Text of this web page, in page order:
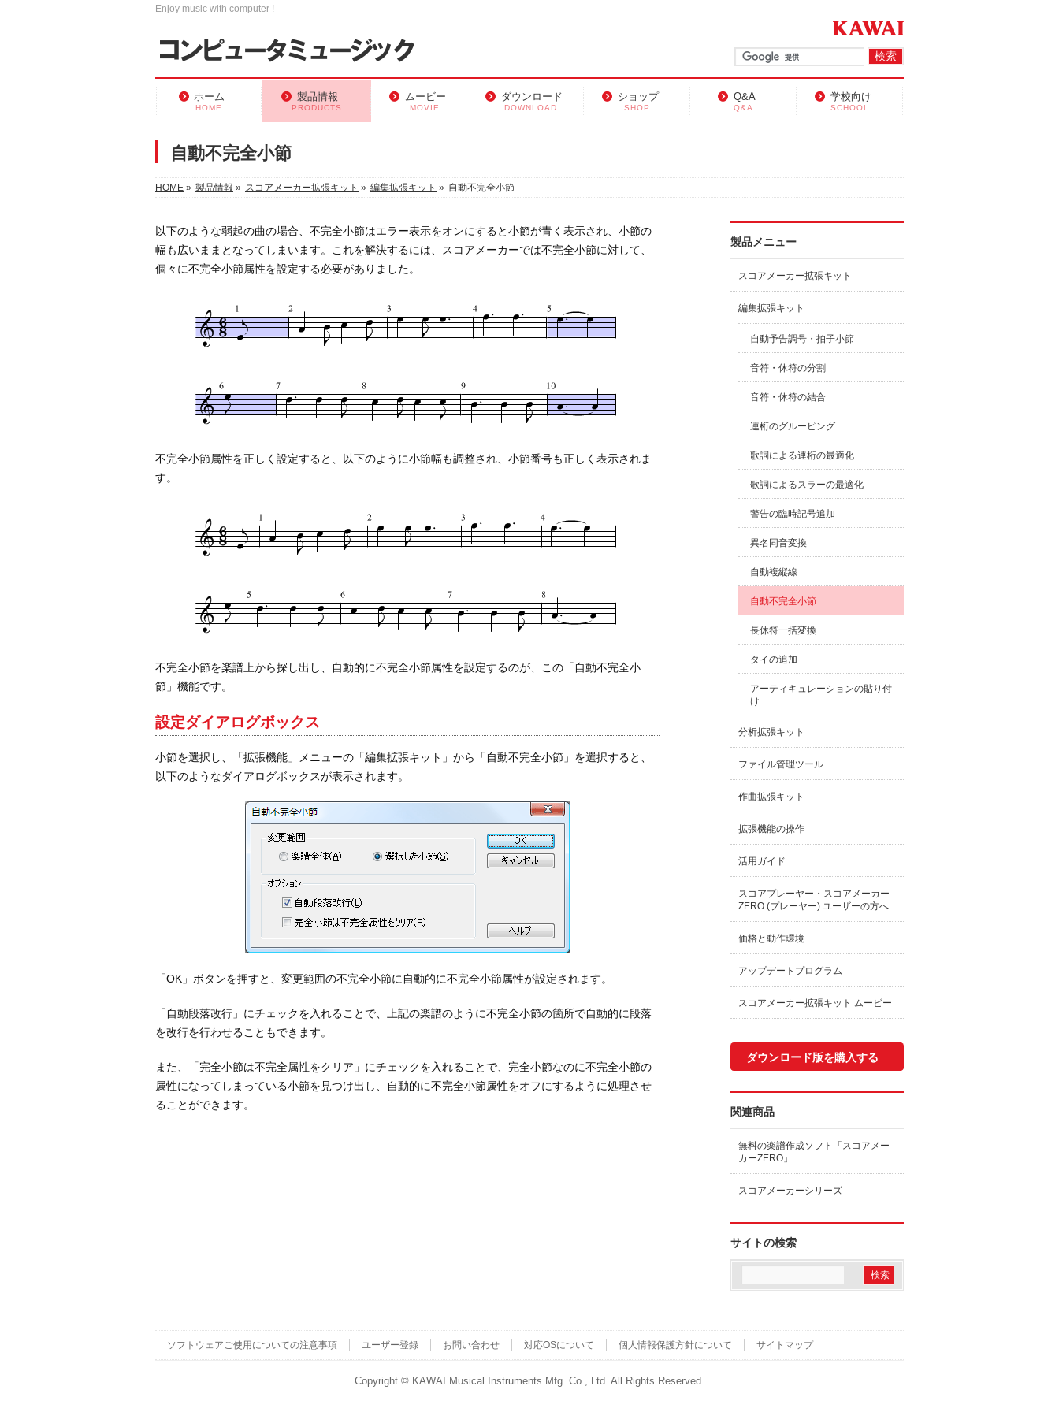
Enjoy music with computer !
ホーム
HOME
製品情報
PRODUCTS
ムービー
MOVIE
ダウンロード
DOWNLOAD
ショップ
SHOP
Q&A
Q&A
学校向け
SCHOOL
自動不完全小節
HOME » 製品情報 » スコアメーカー拡張キット » 編集拡張キット » 自動不完全小節
以下のような弱起の曲の場合、不完全小節はエラー表示をオンにすると小節が青く表示され、小節の
幅も広いままとなってしまいます。これを解決するには、スコアメーカーでは不完全小節に対して、
個々に不完全小節属性を設定する必要がありました。
不完全小節属性を正しく設定すると、以下のように小節幅も調整され、小節番号も正しく表示されま
す。
不完全小節を楽譜上から探し出し、自動的に不完全小節属性を設定するのが、この「自動不完全小
節」機能です。
設定ダイアログボックス
小節を選択し、「拡張機能」メニューの「編集拡張キット」から「自動不完全小節」を選択すると、
以下のようなダイアログボックスが表示されます。
「OK」ボタンを押すと、変更範囲の不完全小節に自動的に不完全小節属性が設定されます。
「自動段落改行」にチェックを入れることで、上記の楽譜のように不完全小節の箇所で自動的に段落
を改行を行わせることもできます。
また、「完全小節は不完全属性をクリア」にチェックを入れることで、完全小節なのに不完全小節の
属性になってしまっている小節を見つけ出し、自動的に不完全小節属性をオフにするように処理させ
ることができます。
製品メニュー
スコアメーカー拡張キット
編集拡張キット
自動予告調号・拍子小節
音符・休符の分割
音符・休符の結合
連桁のグルーピング
歌詞による連桁の最適化
歌詞によるスラーの最適化
警告の臨時記号追加
異名同音変換
自動複縦線
自動不完全小節
長休符一括変換
タイの追加
アーティキュレーションの貼り付
け
分析拡張キット
ファイル管理ツール
作曲拡張キット
拡張機能の操作
活用ガイド
スコアプレーヤー・スコアメーカー
ZERO (プレーヤー) ユーザーの方へ
価格と動作環境
アップデートプログラム
スコアメーカー拡張キット ムービー
ダウンロード版を購入する
関連商品
無料の楽譜作成ソフト「スコアメー
カーZERO」
スコアメーカーシリーズ
サイトの検索
ソフトウェアご使用についての注意事項 ユーザー登録 お問い合わせ 対応OSについて 個人情報保護方針について サイトマップ
Copyright © KAWAI Musical Instruments Mfg. Co., Ltd. All Rights Reserved.